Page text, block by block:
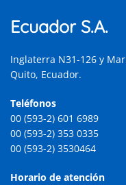
Ecuador S.A.
Inglaterra N31-126 y
Quito, Ecuador.
Teléfonos
00 (593-2) 601 6989
00 (593-2) 353 0335
00 (593-2) 3530464
Horario de atención